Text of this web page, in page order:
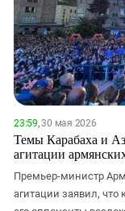
23:59,30 мая 2026
Темы Карабаха и
агитации
Премьер-министр
агитации заявил,